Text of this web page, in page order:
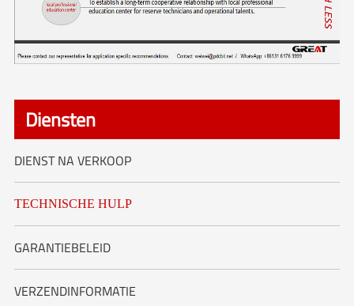
Diensten
DIENST NA VERKOOP
TECHNISCHE HULP
GARANTIEBELEID
VERZENDINFORMATIE